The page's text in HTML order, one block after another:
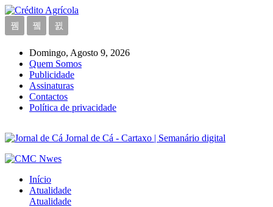
Domingo, Agosto 9, 2026
Quem Somos
Publicidade
Assinaturas
Contactos
Política de privacidade
Jornal de Cá - Cartaxo | Semanário digital
Início
Atualidade
Atualidade